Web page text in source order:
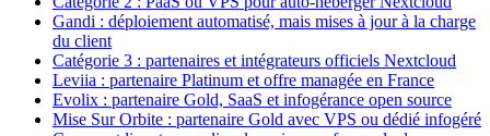
Gandi : déploiement automatisé, mais mises à jour à la charge
du client
Catégorie 3 : partenaires et intégrateurs officiels Nextcloud
Leviia : partenaire Platinum et offre managée en France
Evolix : partenaire Gold, SaaS et infogérance open source
Mise Sur Orbite : partenaire Gold avec VPS ou dédié infogéré